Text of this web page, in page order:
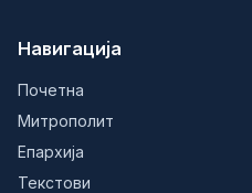
Навигација
Почетна
Митрополит
Епархија
Текстови